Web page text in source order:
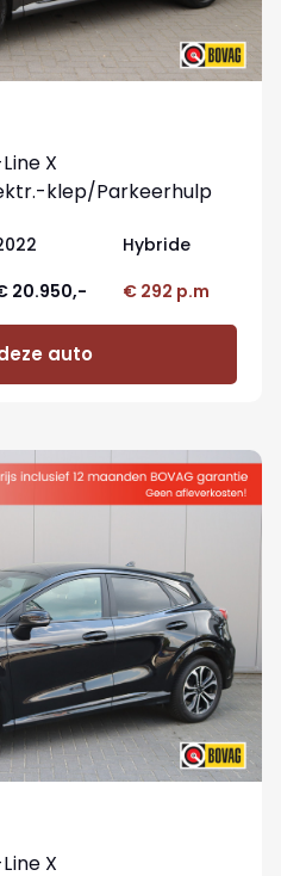
X
klep/Parkeerhulp
Hybride
20.950,- € 292 p.m
auto
X